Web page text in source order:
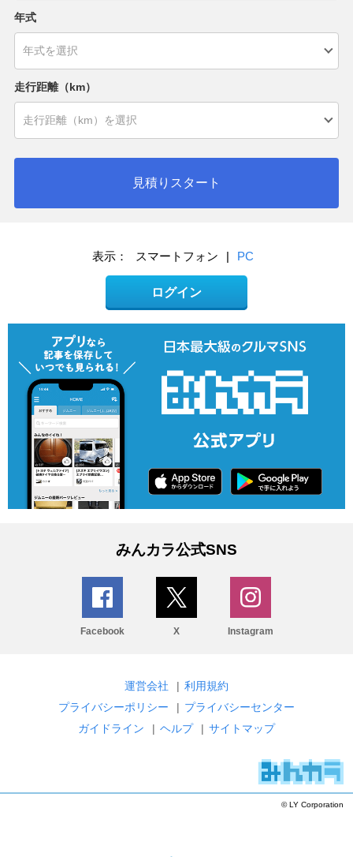
年式
走行距離（km）
見積りスタート
表示： スマートフォン | PC
ログイン
みんカラ公式SNS
Facebook X Instagram
運営会社 | 利用規約
プライバシーポリシー
| プライバシーセンター
ガイドライン
| ヘルプ | サイトマップ
© LY Corporation